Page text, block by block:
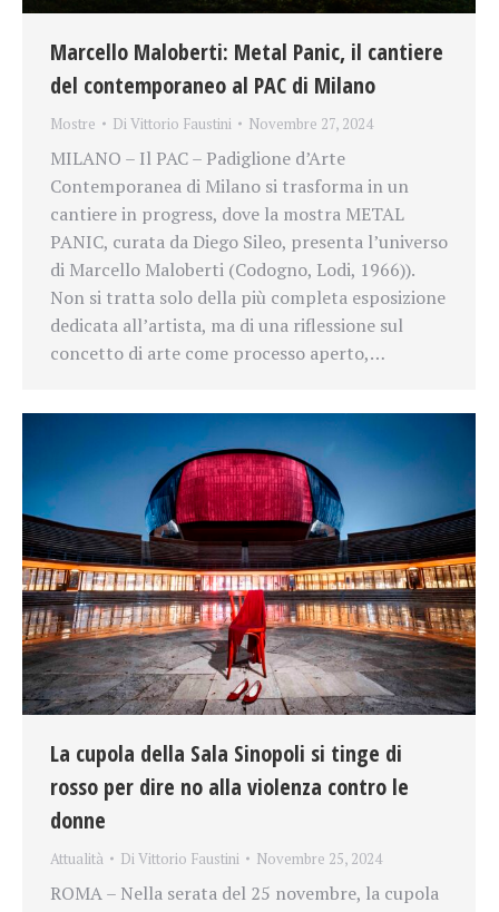
Marcello Maloberti: Metal Panic, il cantiere
del contemporaneo al PAC di Milano
Mostre DiVittorio Faustini Novembre 27, 2024
MILANO – Il PAC – Padiglione d’Arte
Contemporanea di Milano si trasforma in un
cantiere in progress, dove la mostra METAL
PANIC, curata da Diego Sileo, presenta l’universo
di Marcello Maloberti (Codogno, Lodi, 1966)).
Non si tratta solo della più completa esposizione
dedicata all’artista, ma di una riflessione sul
concetto di arte come processo aperto,…
La cupola della Sala Sinopoli si tinge di
rosso per dire no alla violenza contro le
donne
Attualità DiVittorio Faustini Novembre 25, 2024
ROMA – Nella serata del 25 novembre, la cupola